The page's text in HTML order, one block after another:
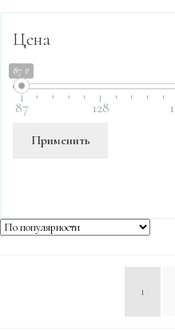
Цена
87 ₽
87 128
Применить
1